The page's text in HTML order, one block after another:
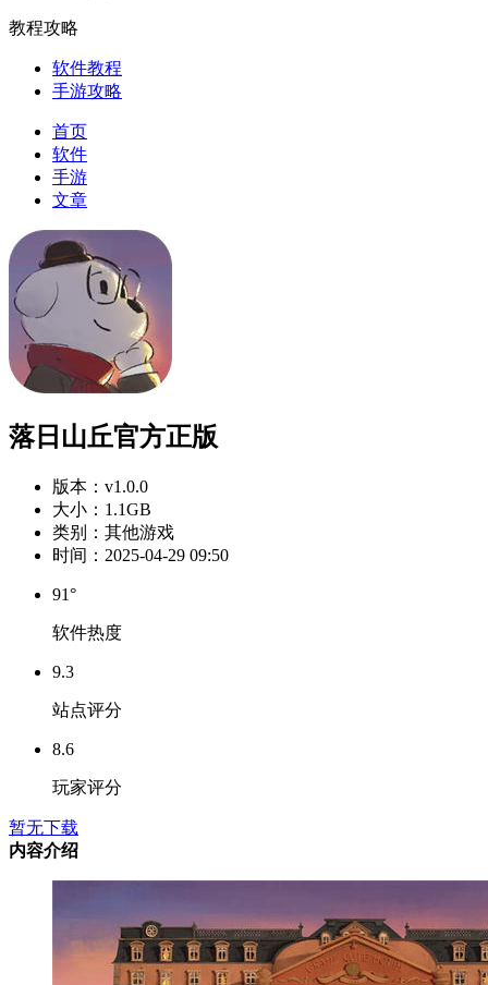
教程攻略
软件教程
手游攻略
首页
软件
手游
文章
落日山丘官方正版
版本： v1.0.0
大小： 1.1GB
类别： 其他游戏
时间： 2025-04-29 09:50
91°
软件热度
9.3
站点评分
8.6
玩家评分
暂无下载
内容介绍